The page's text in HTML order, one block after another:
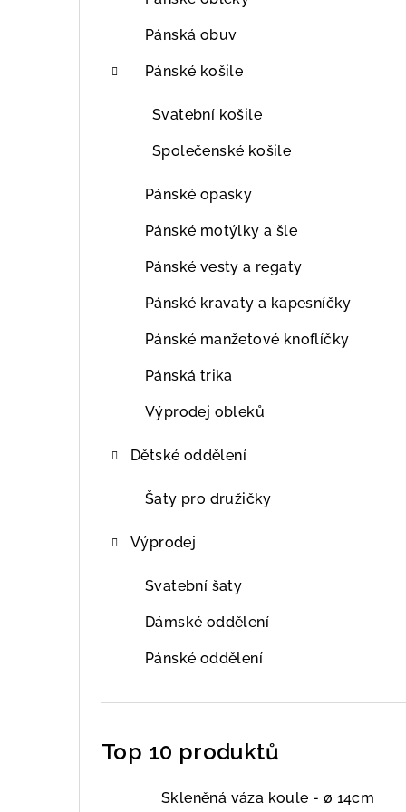
Pánská obuv
Pánské košile
Svatební košile
Společenské košile
Pánské opasky
Pánské motýlky a šle
Pánské vesty a regaty
Pánské kravaty a kapesníčky
Pánské manžetové knoflíčky
Pánská trika
Výprodej obleků
Dětské oddělení
Šaty pro družičky
Výprodej
Svatební šaty
Dámské oddělení
Pánské oddělení
Top 10 produktů
Skleněná váza koule - ø 14cm